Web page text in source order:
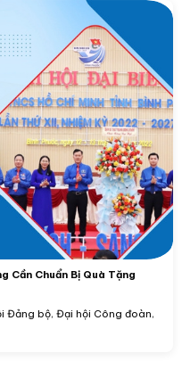
Cần Chuẩn Bị Quà Tặng
Đảng bộ, Đại hội Công đoàn,